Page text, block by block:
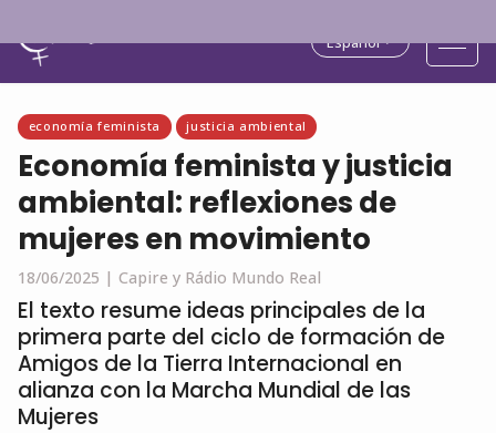
Español
economía feminista justicia ambiental
Economía feminista y justicia
ambiental: reflexiones de
mujeres en movimiento
18/06/2025 | Capire y Rádio Mundo Real
El texto resume ideas principales de la
primera parte del ciclo de formación de
Amigos de la Tierra Internacional en
alianza con la Marcha Mundial de las
Mujeres